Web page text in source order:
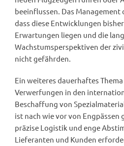
beeinflussen. Das Management
dass diese Entwicklungen
Erwartungen liegen und die
Wachstumsperspektiven der
nicht gefährden.
Ein weiteres dauerhaftes
Verwerfungen in den
Beschaffung von
ist nach wie vor von Engpässen
präzise Logistik und enge
Lieferanten und Kunden